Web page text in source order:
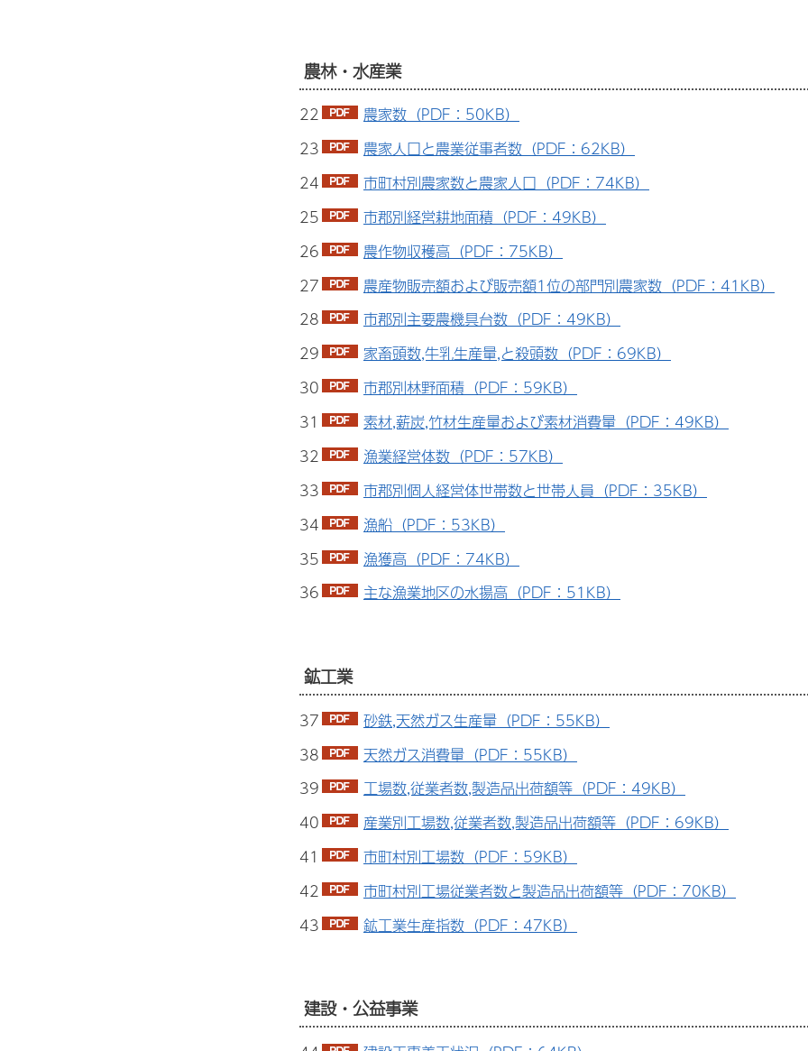
農林・水産業
22
農家数（PDF：50KB）
23
農家人口と農業従事者数（PDF：62KB）
24
市町村別農家数と農家人口（PDF：74KB）
25
市郡別経営耕地面積（PDF：49KB）
26
農作物収穫高（PDF：75KB）
27
農産物販売額および販売額1位の部門別農家数（PDF：41KB）
28
市郡別主要農機具台数（PDF：49KB）
29
家畜頭数,牛乳生産量,と殺頭数（PDF：69KB）
30
市郡別林野面積（PDF：59KB）
31
素材,薪炭,竹材生産量および素材消費量（PDF：49KB）
32
漁業経営体数（PDF：57KB）
33
市郡別個人経営体世帯数と世帯人員（PDF：35KB）
34
漁船（PDF：53KB）
35
漁獲高（PDF：74KB）
36
主な漁業地区の水揚高（PDF：51KB）
鉱工業
37
砂鉄,天然ガス生産量（PDF：55KB）
38
天然ガス消費量（PDF：55KB）
39
工場数,従業者数,製造品出荷額等（PDF：49KB）
40
産業別工場数,従業者数,製造品出荷額等（PDF：69KB）
41
市町村別工場数（PDF：59KB）
42
市町村別工場従業者数と製造品出荷額等（PDF：70KB）
43
鉱工業生産指数（PDF：47KB）
建設・公益事業